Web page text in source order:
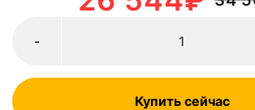
-
Купить сейчас